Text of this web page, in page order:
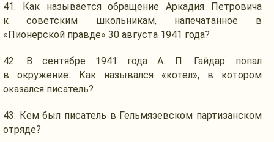
41. Как называетсяобращение Аркадия Петровича
к советским школьникам, напечатанное в
«Пионерской правде»30 августа 1941 года?
42. В сентябре 1941 года А. П. Гайдар попал
в окружение.
Как назывался«котел», в котором
оказался писатель?
43. Кем был писатель в Гельмязевском партизанском
отряде?